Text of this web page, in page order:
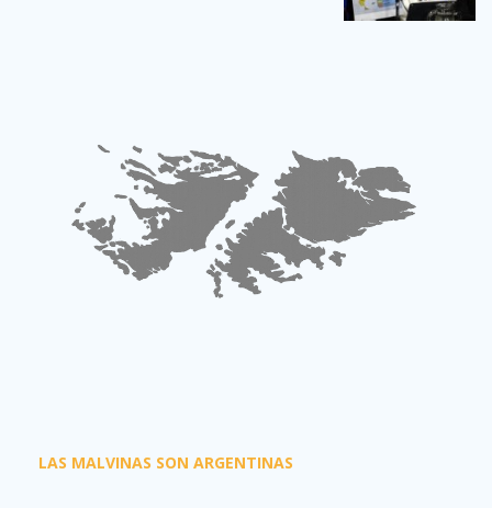
LAS MALVINAS SON ARGENTINAS